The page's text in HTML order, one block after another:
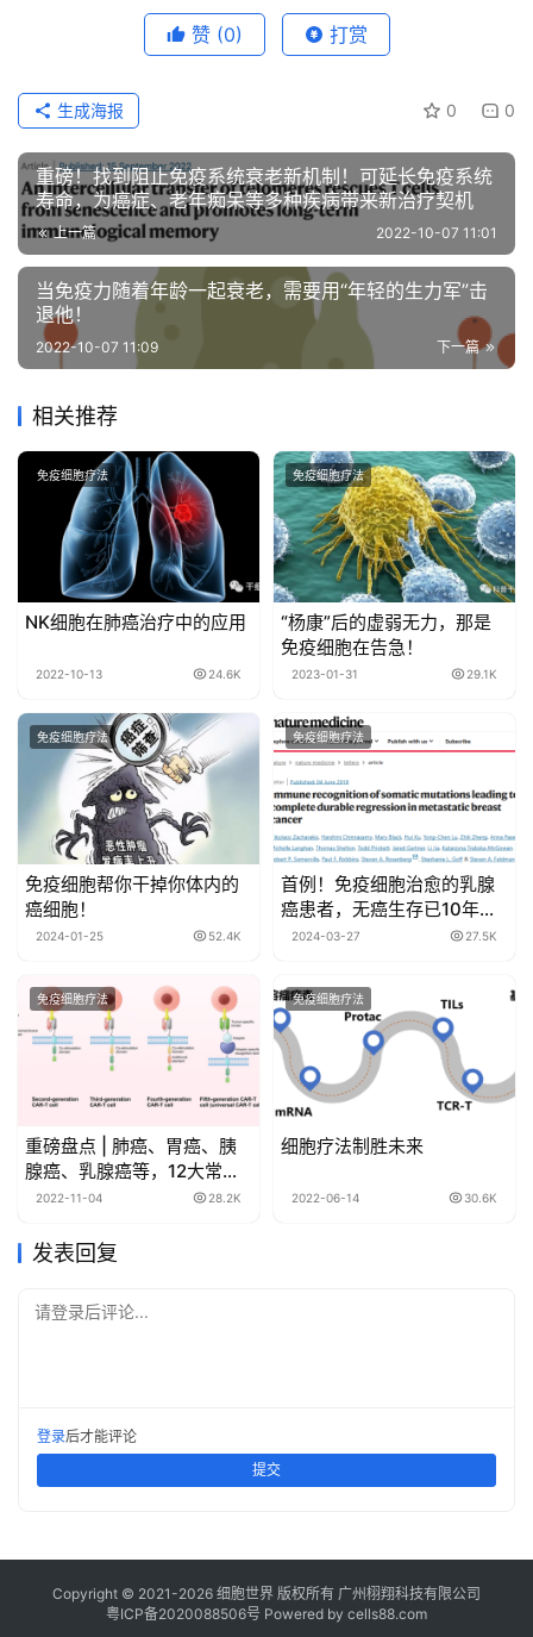
赞 (0) 打赏
0 0
生成海报
重磅！找到阻止免疫系统衰老新机制！可延长免疫系统
寿命，为癌症、老年痴呆等多种疾病带来新治疗契机
上一篇 2022-10-07 11:01
当免疫力随着年龄一起衰老，需要用“年轻的生力军”击
退他！
下一篇
2022-10-07 11:09
相关推荐
免疫细胞疗法
NK细胞在肺癌治疗中的应用
2022-10-13 24.6K
免疫细胞疗法
“杨康”后的虚弱无力，那是
免疫细胞在告急！
2023-01-31 29.1K
免疫细胞疗法
免疫细胞帮你干掉你体内的
癌细胞！
2024-01-25 52.4K
免疫细胞疗法
首例！免疫细胞治愈的乳腺
癌患者，无癌生存已10年！
晚期复发也能重新！
2024-03-27 27.5K
免疫细胞疗法
重磅盘点 | 肺癌、胃癌、胰
腺癌、乳腺癌等，12大常见
实体瘤CAR-T疗法进展全览
2022-11-04 28.2K
免疫细胞疗法
细胞疗法制胜未来
2022-06-14 30.6K
发表回复
请登录后评论...
登录后才能评论
提交
Copyright © 2021-2026 细胞世界 版权所有 广州栩翔科技有限公司
粤ICP备2020088506号 Powered by cells88.com